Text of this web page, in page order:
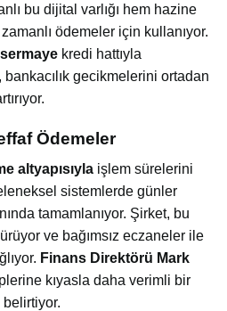
bu dijital varlığı hem hazine
ödemeler için kullanıyor.
kredi hattıyla
gecikmelerini ortadan
Ödemeler
altyapısıyla işlem sürelerini
sistemlerde günler
tamamlanıyor. Şirket, bu
ve bağımsız eczaneler ile
Finans Direktörü Mark
kıyasla daha verimli bir